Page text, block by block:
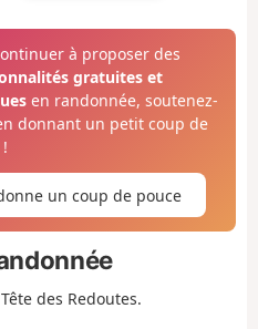
à proposer des
gratuites et
en randonnée, soutenez-
donnant un petit coup de
un coup de pouce
des Redoutes.